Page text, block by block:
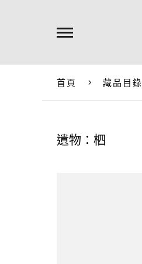
首頁 藏品目錄
遺物：柶